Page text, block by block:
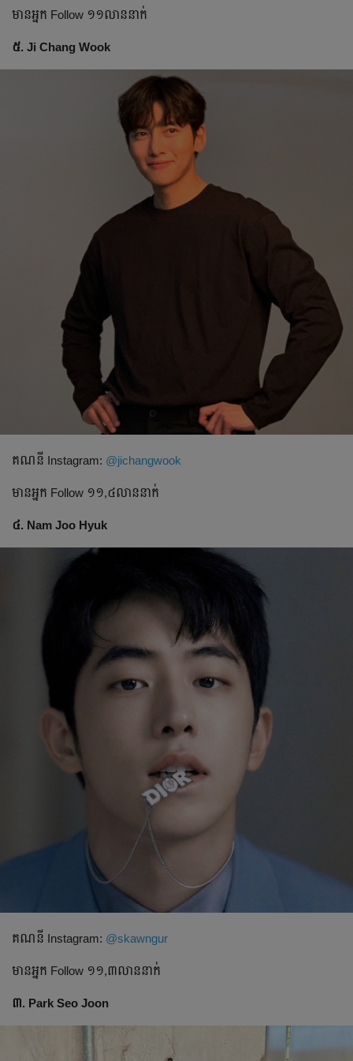
មានអ្នក​ Follow ១១លាននាក់
៥.​ Ji Chang Wook
គណនី​ Instagram:​ @jichangwook
មានអ្នក​ Follow ១១,៤លាននាក់
៤. Nam Joo Hyuk
គណនី​ Instagram: @skawngur
មានអ្នក​ Follow ១១,៣លាននាក់
៣. Park Seo Joon